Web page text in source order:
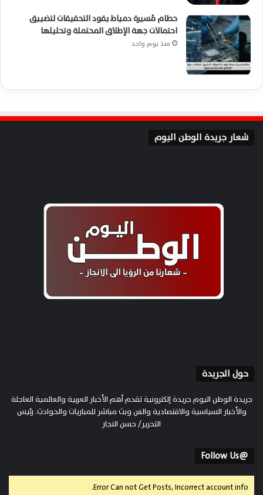
حطام مُسيرة دمياط يقود التحقيقات لتضييق
احتمالات جهة الإطلاق المحتملة وتحليلها
منذ يوم واحد
شعار جريدة الوطن اليوم
حول الجريدة
جريدة الوطن اليوم جريدة إلكترونية تقدم أهم الأخبار العربية والعالمية العاجلة
والأخبار السياسية والاقتصادية والفن وبث مباشر للمباريات والحوادث. رئيس
التحرير/ حسن النجار
@Follow Us
Error Can not Get Posts, Incorrect account info.